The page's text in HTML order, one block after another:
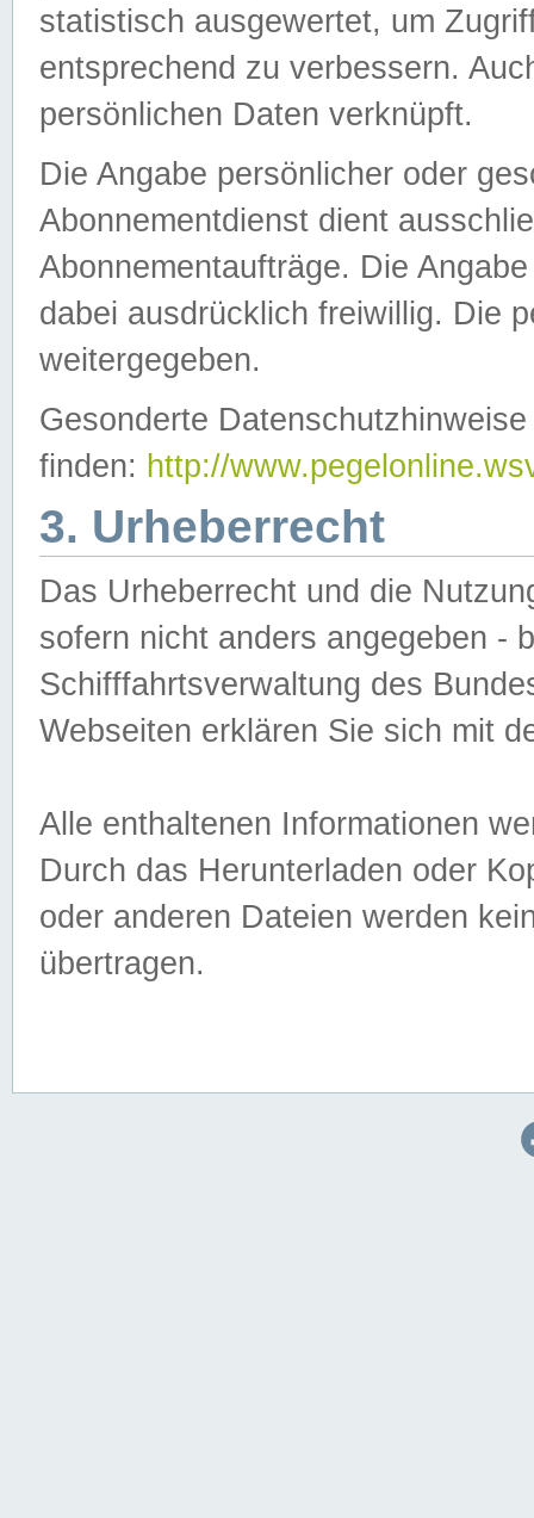
statistisch ausgewertet, um
entsprechend zu verbessern.
persönlichen Daten verknüpft.
Die Angabe persönlicher oder
Abonnementdienst dient
Abonnementaufträge. Die
dabei ausdrücklich freiwillig. Die
weitergegeben.
Gesonderte
finden: http://
3. Urheberrecht
Das Urheberrecht und die
sofern nicht anders angegeben -
Schifffahrtsverwaltung des
Webseiten erklären Sie sich mit
Alle enthaltenen Informationen
Durch das Herunterladen oder
oder anderen Dateien werden
übertragen.